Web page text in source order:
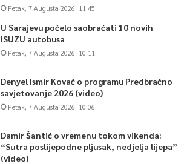
Petak, 7 Augusta 2026, 11:45
U Sarajevu počelo saobraćati 10 novih
ISUZU autobusa
Petak, 7 Augusta 2026, 10:11
Denyel Ismir Kovač o programu Predbračno
savjetovanje 2026 (video)
Petak, 7 Augusta 2026, 10:06
Damir Šantić o vremenu tokom vikenda:
“Sutra poslijepodne pljusak, nedjelja lijepa”
(video)